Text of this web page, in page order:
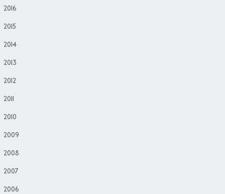
2016
2015
2014
2013
2012
2011
2010
2009
2008
2007
2006